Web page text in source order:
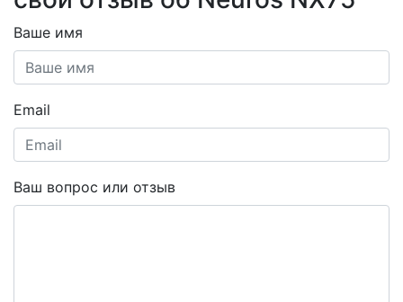
Ваше имя
Email
Ваш вопрос или отзыв